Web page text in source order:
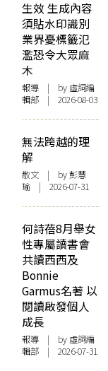
生效 生成內容
須貼水印識別
業界憂標籤氾
濫恐令大眾麻
木
報導 | by 虛詞編
輯部 | 2026-08-03
無法跨越的理
解
散文 | by 彭慧
瑜 | 2026-07-31
何詩蓓8月舉女
性專屬讀書會
共讀西西及
Bonnie
Garmus名著 以
閱讀啟發個人
成長
報導 | by 虛詞編
輯部 | 2026-07-31